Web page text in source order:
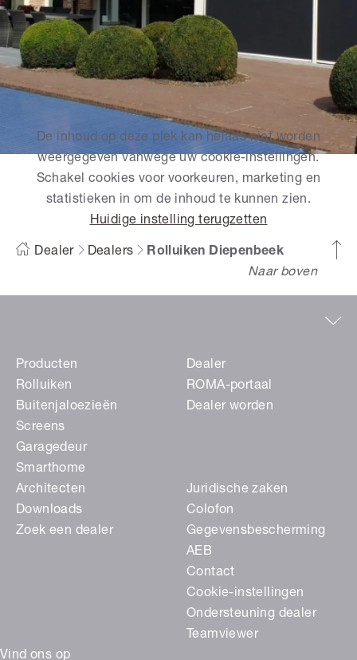
De inhoud op deze plek kan helaas niet worden
weergegeven vanwege uw cookie-instellingen.
Schakel cookies voor voorkeuren, marketing en
statistieken in om de inhoud te kunnen zien.
Huidige instelling terugzetten
Dealer Dealers
Rolluiken Diepenbeek
Naar boven
Vind ons op
Producten
Rolluiken
Buitenjaloezieën
Screens
Garagedeur
Smarthome
Dealer
ROMA-portaal
Dealer worden
Architecten
Downloads
Zoek een dealer
Juridische zaken
Colofon
Gegevensbescherming
AEB
Contact
Cookie-instellingen
Ondersteuning dealer
Teamviewer